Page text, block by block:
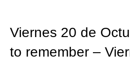
Viernes 20 de
to remember –